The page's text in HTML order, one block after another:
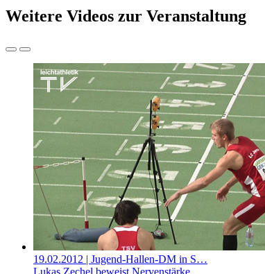
Weitere Videos zur Veranstaltung
19.02.2012 | Jugend-Hallen-DM in S…
Lukas Zechel beweist Nervenstärke